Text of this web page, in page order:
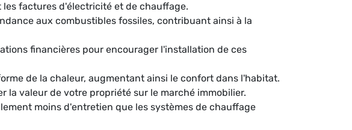
factures d'électricité et de chauffage.
aux combustibles fossiles, contribuant ainsi à la
financières pour encourager l'installation de ces
de la chaleur, augmentant ainsi le confort dans l'habitat.
la valeur de votre propriété sur le marché immobilier.
moins d'entretien que les systèmes de chauffage